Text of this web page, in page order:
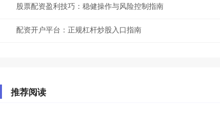
股票配资盈利技巧：稳健操作与风险控制指南
配资开户平台：正规杠杆炒股入口指南
推荐阅读